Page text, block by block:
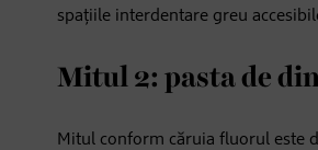
spațiile interdentare greu
Mitul 2: pasta de
Mitul conform căruia fluorul este